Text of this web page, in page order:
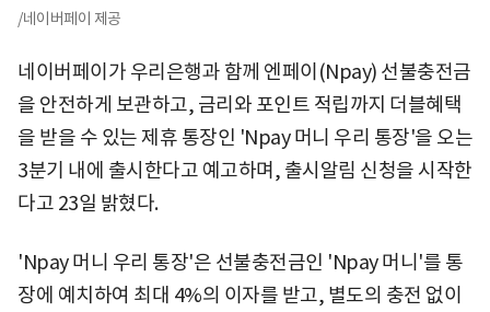
/네이버페이 제공
네이버페이가 우리은행과 함께 엔페이(Npay) 선불충전금
을 안전하게 보관하고, 금리와 포인트 적립까지 더블혜택
을 받을 수 있는 제휴 통장인 'Npay 머니 우리 통장'을 오는
3분기 내에 출시한다고 예고하며, 출시알림 신청을 시작한
다고 23일 밝혔다.
'Npay 머니 우리 통장'은 선불충전금인 'Npay 머니'를 통
장에 예치하여 최대 4%의 이자를 받고, 별도의 충전 없이